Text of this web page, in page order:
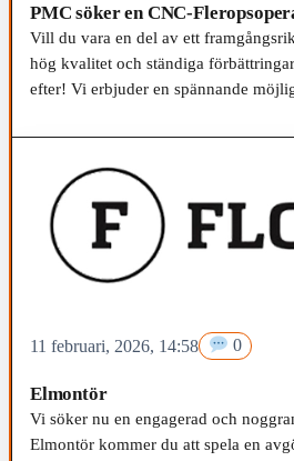
PMC söker en CNC-
Vill du vara en del av ett
hög kvalitet och ständiga
efter! Vi erbjuder en spännande
11 februari, 2026, 14:58 0
Elmontör
Vi söker nu en engagerad och
Elmontör kommer du att spela en